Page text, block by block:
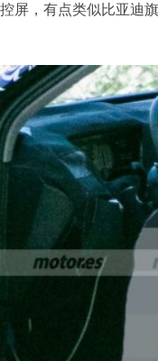
屏，有点类似比亚迪